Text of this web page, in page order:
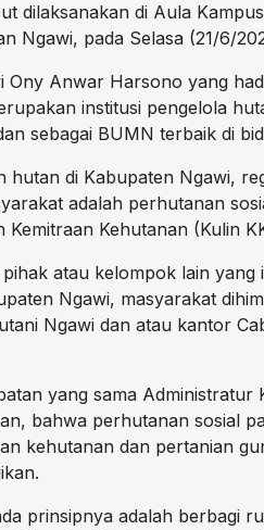
dilaksanakan di Aula
Ngawi, pada Selasa (21/6/
Ony Anwar Harsono yang
institusi pengelola
sebagai BUMN terbaik di
hutan di Kabupaten Ngawi,
adalah perhutanan
Kemitraan Kehutanan (Kulin
pihak atau kelompok lain
Ngawi, masyarakat
Ngawi dan atau kantor
yang sama Administratur
bahwa perhutanan sosial
kehutanan dan pertanian
prinsipnya adalah berbagi